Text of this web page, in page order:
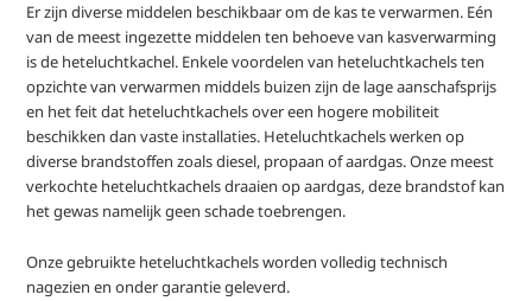
Er zijn diverse middelen beschikbaar om de kas te verwarmen. Eén
van de meest ingezette middelen ten behoeve van kasverwarming
is de heteluchtkachel. Enkele voordelen van heteluchtkachels ten
opzichte van verwarmen middels buizen zijn de lage aanschafsprijs
en het feit dat heteluchtkachels over een hogere mobiliteit
beschikken dan vaste installaties. Heteluchtkachels werken op
diverse brandstoffen zoals diesel, propaan of aardgas. Onze meest
verkochte heteluchtkachels draaien op aardgas, deze brandstof kan
het gewas namelijk geen schade toebrengen.
Onze gebruikte heteluchtkachels worden volledig technisch
nagezien en onder garantie geleverd.